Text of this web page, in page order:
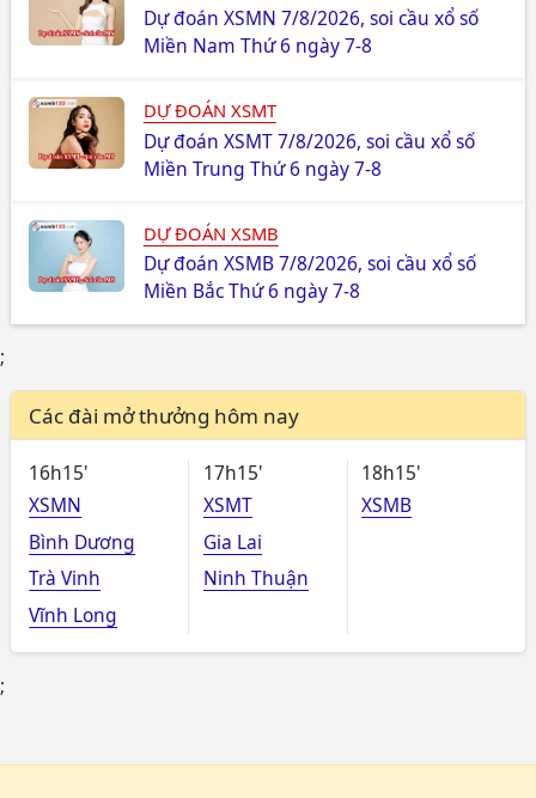
Dự đoán XSMN 7/8/2026, soi cầu xổ số
Miền Nam Thứ 6 ngày 7-8
DỰ ĐOÁN XSMT
Dự đoán XSMT 7/8/2026, soi cầu xổ số
Miền Trung Thứ 6 ngày 7-8
DỰ ĐOÁN XSMB
Dự đoán XSMB 7/8/2026, soi cầu xổ số
Miền Bắc Thứ 6 ngày 7-8
;
Các đài mở thưởng hôm nay
16h15'
XSMN
Bình Dương
Trà Vinh
Vĩnh Long
17h15'
XSMT
Gia Lai
Ninh Thuận
18h15'
XSMB
;